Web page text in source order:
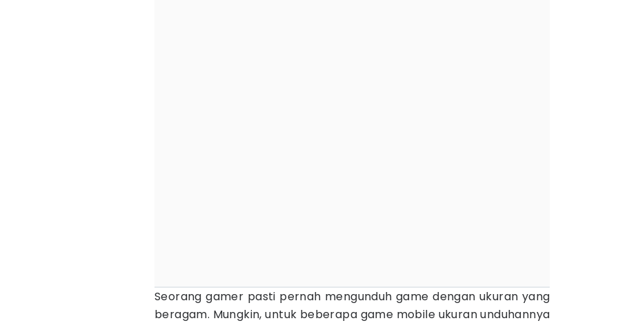
Seorang gamer pasti pernah mengunduh game dengan ukuran yang
beragam. Mungkin, untuk beberapa game mobile ukuran unduhannya